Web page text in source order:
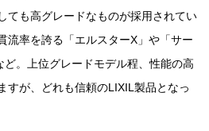
ても高グレードなものが採用されてい
流率を誇る「エルスターX」や「サー
。上位グレードモデル程、性能の高
すが、どれも信頼のLIXIL製品となっ